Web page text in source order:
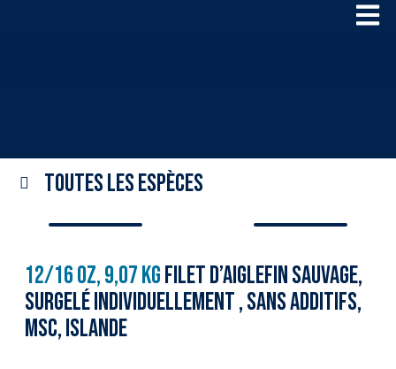
Toutes les espèces
12/16 oz, 9,07 kgFilet d’aiglefin sauvage,
surgelé individuellement , sans additifs,
MSC, Islande